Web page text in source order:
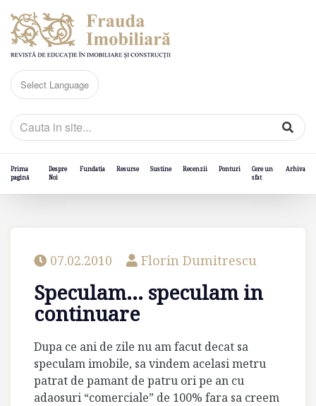
Prima
pagină
Despre
Noi
Fundatia Resurse Sustine Recenzii Ponturi
Cere un
sfat
Arhiva
07.02.2010 Florin Dumitrescu
Speculam... speculam in
continuare
Dupa ce ani de zile nu am facut decat sa
speculam imobile, sa vindem acelasi metru
patrat de pamant de patru ori pe an cu
adaosuri “comerciale” de 100% fara sa creem